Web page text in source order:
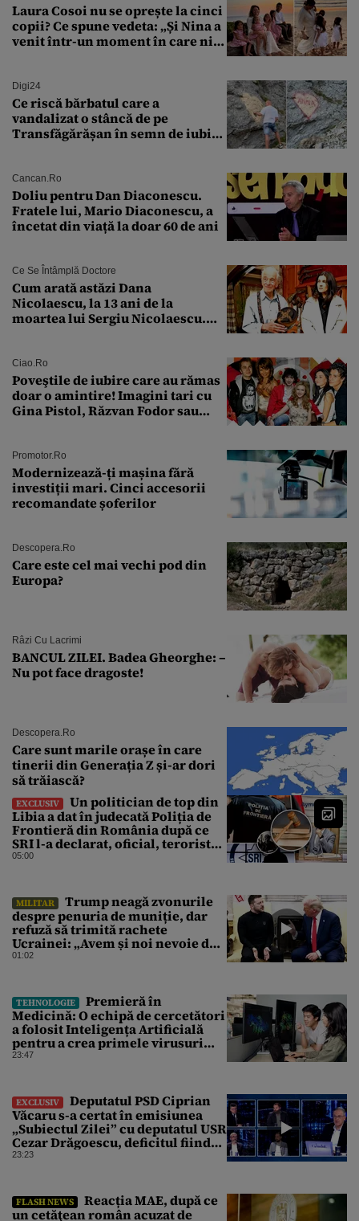
Laura Cosoi nu se oprește la cinci
copii? Ce spune vedeta: „Și Nina a
venit într-un moment în care nici
Digi24
Ce riscă bărbatul care a
vandalizat o stâncă de pe
Transfăgărășan în semn de iubire
Cancan.ro
Doliu pentru Dan Diaconescu.
Fratele lui, Mario Diaconescu, a
încetat din viață la doar 60 de ani
Ce Se Întâmplă Doctore
Cum arată astăzi Dana
Nicolaescu, la 13 ani de la
moartea lui Sergiu Nicolaescu.
Ciao.ro
Poveştile de iubire care au rămas
doar o amintire! Imagini tari cu
Gina Pistol, Răzvan Fodor sau
Promotor.ro
Modernizează-ți mașina fără
investiții mari. Cinci accesorii
recomandate șoferilor
Descopera.ro
Care este cel mai vechi pod din
Europa?
Râzi Cu Lacrimi
BANCUL ZILEI. Badea Gheorghe: –
Nu pot face dragoste!
Descopera.ro
Care sunt marile orașe în care
tinerii din Generația Z și-ar dori
să trăiască?
EXCLUSIV
Un politician de top din
Libia a dat în judecată Poliția de
Frontieră din România după ce
SRI l-a declarat, oficial, terorist
ISIS
05:00
MILITAR
Trump neagă zvonurile
despre penuria de muniție, dar
refuză să trimită rachete
Ucrainei: „Avem și noi nevoie de
rachete”
01:02
TEHNOLOGIE
Premieră în
Medicină: O echipă de cercetători
a folosit Inteligența Artificială
pentru a crea primele virusuri
sintetice la tratarea de E.coli
23:47
EXCLUSIV
Deputatul PSD Ciprian
Văcaru s-a certat în emisiunea
„Subiectul Zilei” cu deputatul USR
Cezar Drăgoescu, deficitul fiind
motivul scandalului
23:23
FLASH NEWS
Reacția MAE, după ce
un cetăţean român acuzat de